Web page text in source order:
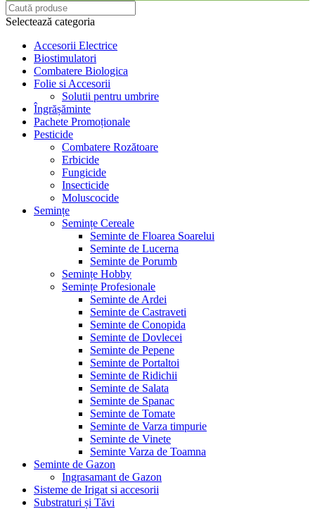
Selectează categoria
Accesorii Electrice
Biostimulatori
Combatere Biologica
Folie si Accesorii
Solutii pentru umbrire
Îngrășăminte
Pachete Promoționale
Pesticide
Combatere Rozătoare
Erbicide
Fungicide
Insecticide
Moluscocide
Semințe
Semințe Cereale
Seminte de Floarea Soarelui
Seminte de Lucerna
Seminte de Porumb
Semințe Hobby
Semințe Profesionale
Seminte de Ardei
Seminte de Castraveti
Seminte de Conopida
Seminte de Dovlecei
Seminte de Pepene
Seminte de Portaltoi
Seminte de Ridichii
Seminte de Salata
Seminte de Spanac
Seminte de Tomate
Seminte de Varza timpurie
Seminte de Vinete
Seminte Varza de Toamna
Seminte de Gazon
Ingrasamant de Gazon
Sisteme de Irigat si accesorii
Substraturi și Tăvi